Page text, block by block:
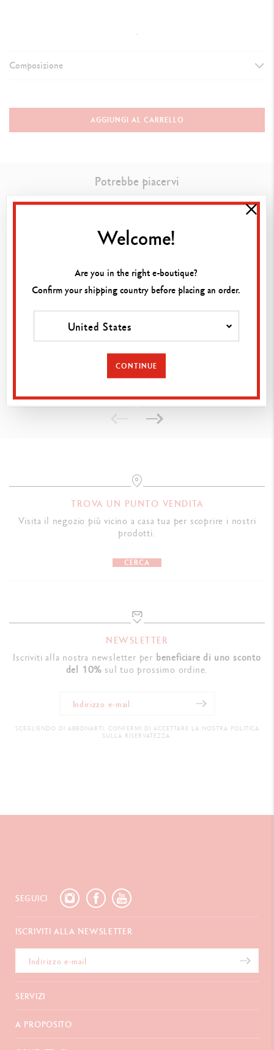
.
Composizione
Matita in grafite
Mina da Ø 2,1 mm in grafite solida e indistruttibile formato HB
Ideale per il disegno artistico e tecnico, l’ufficio e la scuola
CONFEZIONE
Confezione in cartone
Dimensioni : 6.8 x 1 x 23.4 cm
NORME LEGALI
Swiss Made
RIFERIMENTO PRODOTTO
Rif. 351.372
AGGIUNGI AL CARRELLO
Potrebbe piacervi
GOMMA TRIANGOLARE
SET DA 4 MATITE IN
GRAFITE EDELWEISS HB
TROVA UN PUNTO VENDITA
Visita il negozio più vicino a casa tua per scoprire i nostri
prodotti.
CERCA
NEWSLETTER
Iscriviti alla nostra newsletter per beneficiare di uno sconto
del 10% sul tuo prossimo ordine.
SCEGLIENDO DI ABBONARTI, CONFERMI DI ACCETTARE LA NOSTRA POLITICA
SULLA RISERVATEZZA.
SEGUICI
ISCRIVITI ALLA NEWSLETTER
SERVIZI
E-Carta regalo
A PROPOSITO
Domande frequenti
Welcome!
Are you in the right e-boutique?
Confirm your shipping country before placing an order.
United States
CONTINUE